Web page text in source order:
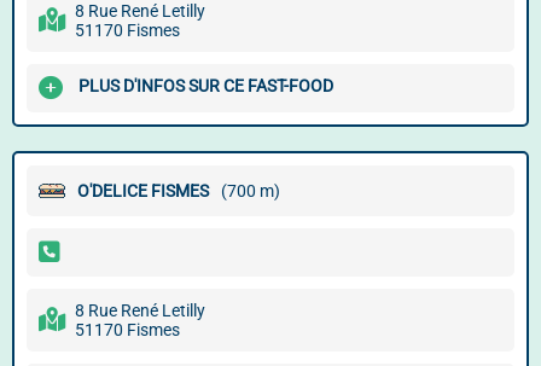
8 Rue René Letilly
51170 Fismes
PLUS D'INFOS SUR CE FAST-FOOD
O'DELICE FISMES (700 m)
8 Rue René Letilly
51170 Fismes